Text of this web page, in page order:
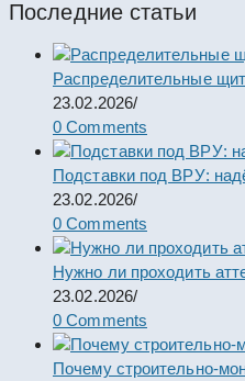
Последние статьи
Распределительные
23.02.2026/
0 Comments
Подставки под ВРУ:
23.02.2026/
0 Comments
Нужно ли проходить
23.02.2026/
0 Comments
Почему строительно-